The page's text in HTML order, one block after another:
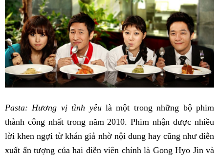
Pasta: Hương vị tình yêulà một trong những bộ phim
thành công nhất trong năm 2010. Phim nhận được nhiều
lời khen ngợi từ khán giả nhờ nội dung hay cũng như diễn
xuất ấn tượng của hai diễn viên chính là Gong Hyo Jin và